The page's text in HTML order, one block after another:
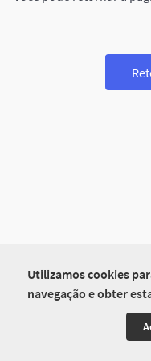
Utilizamos cookies
navegação e obter